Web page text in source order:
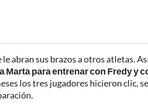
abran sus brazos a otros atletas.
Marta para entrenar con Fredy y
los tres jugadores hicieron clic, se